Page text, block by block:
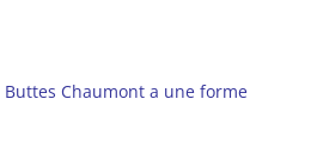
Chaumont a une forme